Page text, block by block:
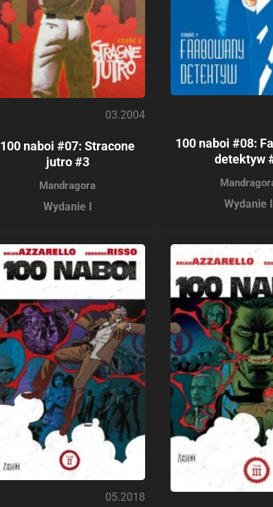
03.2004
100 naboi #07: Stracone
jutro #3
Mandragora
Wydanie I
100 naboi #08:
detektyw
Wydanie I
05.2018